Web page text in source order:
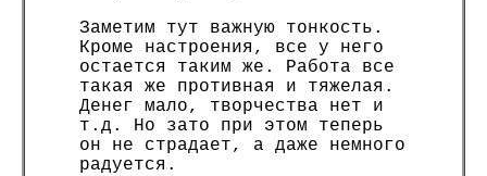
Заметим тут важную тонкость.
Кроме настроения, все у него
остается таким же. Работа все
такая же противная и тяжелая.
Денег мало, творчества нет и
т.д. Но зато при этом теперь
он не страдает, а даже немного
радуется.